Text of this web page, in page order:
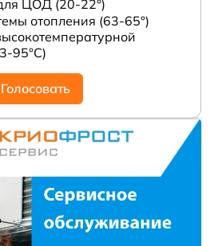
ЦОД (20-22°)
отопления (63-65°)
95°С)
Голосовать